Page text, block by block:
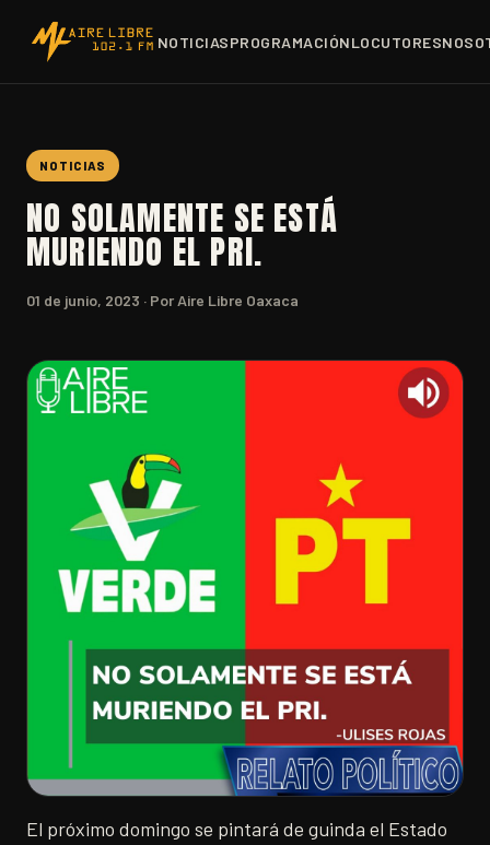
NOTICIASPROGRAMACIÓNLOCUTORES
NOTICIAS
NO SOLAMENTE SE ESTÁ
MURIENDO EL PRI.
01 de junio, 2023 · Por Aire Libre Oaxaca
El próximo domingo se pintará de guinda el Estado